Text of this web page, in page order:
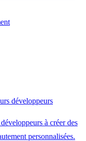
développeurs
à créer des
personnalisées.